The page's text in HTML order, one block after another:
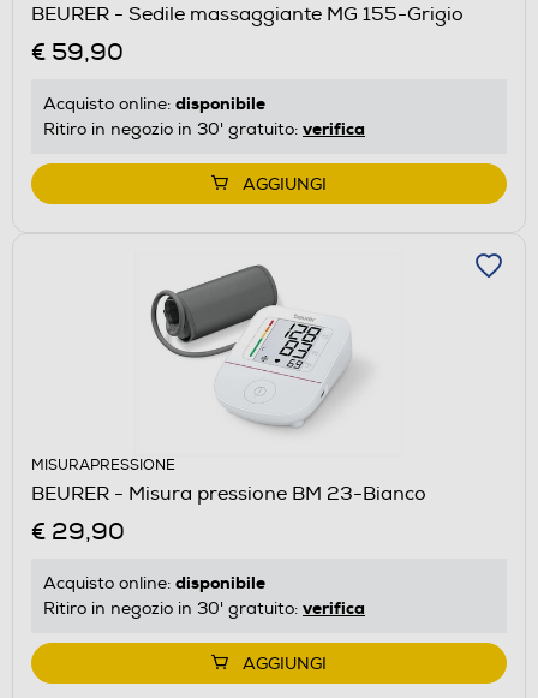
BEURER - Sedile massaggiante MG 155-Grigio
€ 59,90
Acquisto online: disponibile
Ritiro in negozio in 30' gratuito: verifica
AGGIUNGI
MISURAPRESSIONE
BEURER - Misura pressione BM 23-Bianco
€ 29,90
Acquisto online: disponibile
Ritiro in negozio in 30' gratuito: verifica
AGGIUNGI